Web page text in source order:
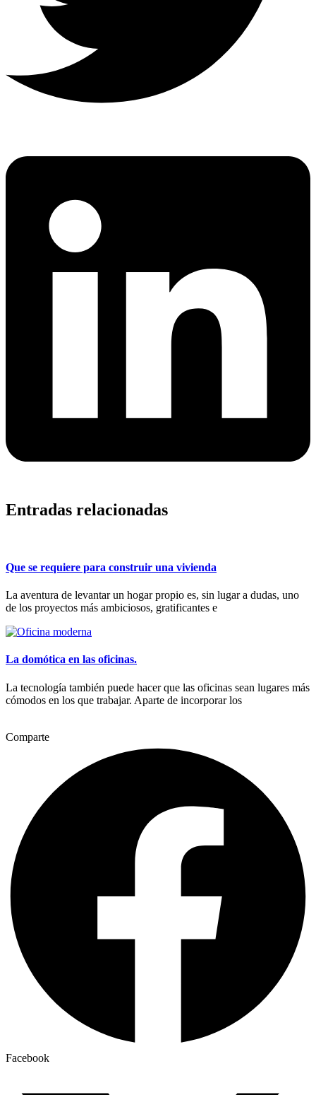
Entradas relacionadas
Que se requiere para construir una vivienda
La aventura de levantar un hogar propio es, sin lugar a dudas, uno
de los proyectos más ambiciosos, gratificantes e
La domótica en las oficinas.
La tecnología también puede hacer que las oficinas sean lugares más
cómodos en los que trabajar. Aparte de incorporar los
Comparte
Facebook